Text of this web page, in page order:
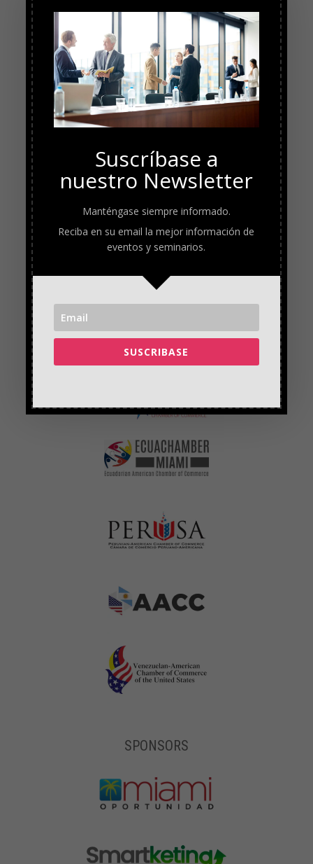
SPONSORS
Suscríbase a
nuestro Newsletter
Manténgase siempre informado.
Reciba en su email la mejor información de
eventos y seminarios.
SUSCRIBASE